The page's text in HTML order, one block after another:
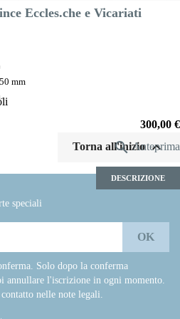
Eccles.che e Vicariati
mm
Prezzo
300,00 €
Anteprima
DESCRIZIONE
Torna all'inizio
speciali
Solo dopo la conferma
annullare l'iscrizione in ogni momento.
nelle note legali.